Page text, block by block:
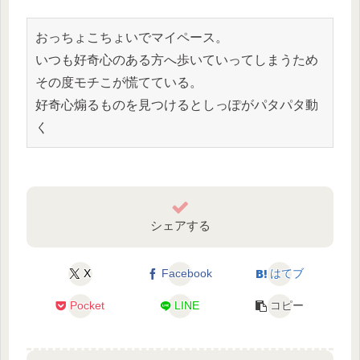
おっちょこちょいでマイペース。
いつも好奇心のある方へ歩いていってしまうため
その度モチこが慌てている。
好奇心煽るものを見つけるとしっぽがパタパタ動
く
シェアする
X Facebook はてブ
Pocket LINE コピー